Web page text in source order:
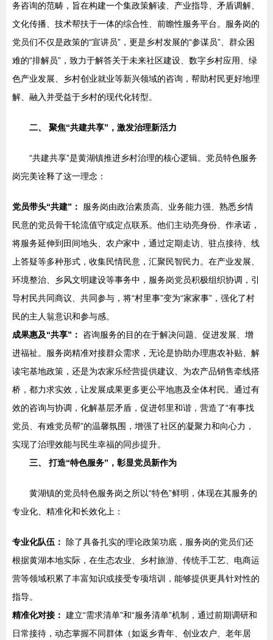
务咨询的范畴，旨在构建一个集政策解读、产业指导、矛盾调解、
文化传播、技术帮扶于一体的综合性、前瞻性服务平台。服务岗的
党员们不仅是政策的“宣讲员”，更是乡村发展的“参谋员”、群众困
难的“排解员”，致力于解答关于未来社区建设、数字乡村应用、绿
色产业发展、乡村创业就业等新兴领域的咨询，帮助村民更好地理
解、融入并受益于乡村的现代化转型。
二、 聚焦“共建共享”，激发治理新活力
“共建共享”是黄湖镇推进乡村治理的核心逻辑。党员特色服务
岗完美诠释了这一理念：
党员带头“共建”：
服务岗由政治素质高、业务能力强、熟悉乡情
民意的党员骨干轮流值守或定点联系。他们主动亮身份、作承诺，
将服务延伸到田间地头、农户家中，通过定期走访、驻点接待、线
上答疑等多种形式，收集民情民意，汇聚民智民力。在产业发展、
环境整治、乡风文明建设等事务中，服务岗党员积极组织协调，引
导村民共同商议、共同参与，将“村里事”变为“家家事”，强化了村
民的主人翁意识和参与感。
成果惠及“共享”：
咨询服务的目的在于解决问题、促进发展、增
进福祉。服务岗精准对接群众需求，无论是协助办理惠农补贴、解
读宅基地政策，还是为农家乐经营提供建议、为农产品销售牵线搭
桥，都力求实效，让发展成果更多更公平地惠及全体村民。通过有
效的咨询与协调，化解基层矛盾，促进邻里和谐，营造了“有事找
党员、有难党员帮”的温馨氛围，增强了社区的凝聚力和向心力，
实现了治理效能与民生幸福的同步提升。
三、 打造“特色服务”，彰显党员新作为
黄湖镇的党员特色服务岗之所以“特色”鲜明，体现在其服务的
专业化、精准化和长效化上：
专业化队伍：
除了具备扎实的理论政策功底，服务岗的党员们还
根据黄湖本地实际，在生态农业、乡村旅游、传统手工艺、电商运
营等领域积累了丰富知识或接受专项培训，能够提供更具针对性的
指导。
精准化对接： 建立“需求清单”和“服务清单”机制，通过前期调研和
日常接待，动态掌握不同群体（如返乡青年、创业农户、老年居